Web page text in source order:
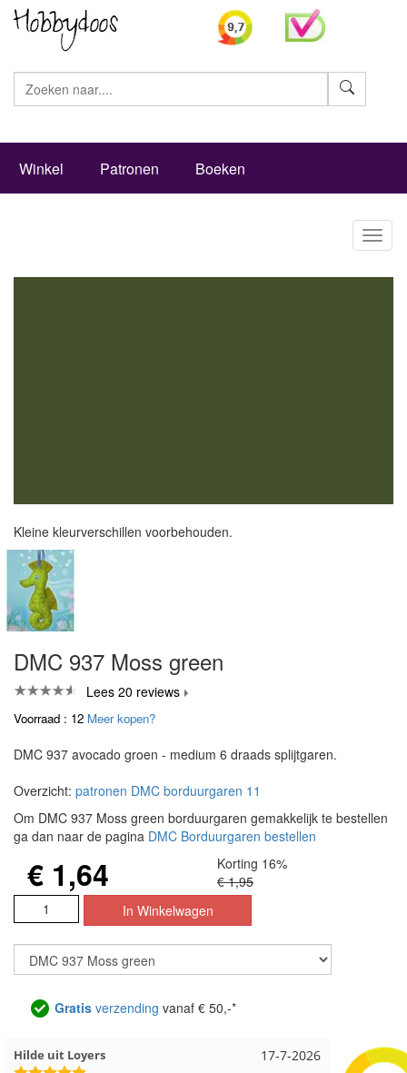
Winkel Patronen Boeken
Kleine kleurverschillen voorbehouden.
DMC 937 Moss green
Lees 20 reviews
Voorraad : 12 Meer kopen?
DMC 937 avocado groen - medium 6 draads splijtgaren.
Overzicht: patronen DMC borduurgaren 11
Om DMC 937 Moss green borduurgaren gemakkelijk te bestellen
ga dan naar de pagina DMC Borduurgaren bestellen
€ 1,64
Korting 16%
€ 1,95
Gratis verzending vanaf € 50,-*
17-7-2026
Hilde uit Loyers Loes uit